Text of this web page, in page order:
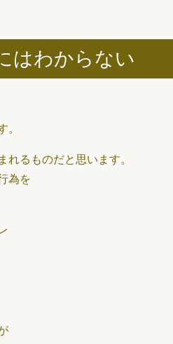
はわからない
。
るものだと思います。
為を